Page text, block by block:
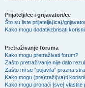
Prijatelji/ce i gnjavatori/ce
Što su liste prijatelja(ica)/
Kako mogu dodati/izbrisati
Pretraživanje foruma
Kako mogu pretraživati forum?
Zašto pretraživanje nije dalo
Zašto mi se “pojavila” prazna
Kako mogu (pre)traži(va)ti
Kako mogu pronaći [sve] vlastite